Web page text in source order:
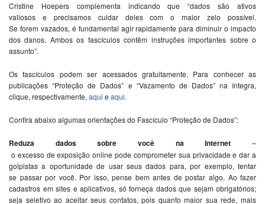
Cristine Hoepers complementa indicando que “dados são ativos
valiosos e precisamos cuidar deles com o maior zelo possível.
Se foremvazados, é fundamental agir rapidamente para diminuir o impacto
dosdanos. Ambos os fascículos contêm instruções importantes sobre o
assunto”.
Os fascículos podemser acessados gratuitamente. Para conhecer as
publicações “Proteção de Dados” e “Vazamento de Dados” na íntegra,
clique, respectivamente, aqui e aqui.
Confira abaixo algumas orientações do Fascículo “Proteção de Dados”:
Reduza dados sobre você na Internet –
o excesso de exposiçãoonline pode comprometer sua privacidade e dar a
golpistas a oportunidade de usar seusdados para, por exemplo, tentar
se passar por você. Por isso, pense bemantes de postar algo. Ao fazer
cadastros em sites e aplicativos, só forneça dados que sejam obrigatórios;
seja seletivoao aceitar seus contatos, pois quanto maior sua rede, mais